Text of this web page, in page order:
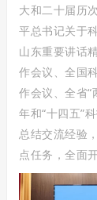
大和二十届历
平总书记关于
山东重要讲话
作会议、全国
作会议、全省“
年和“十四五”
总结交流经验
点任务，全面